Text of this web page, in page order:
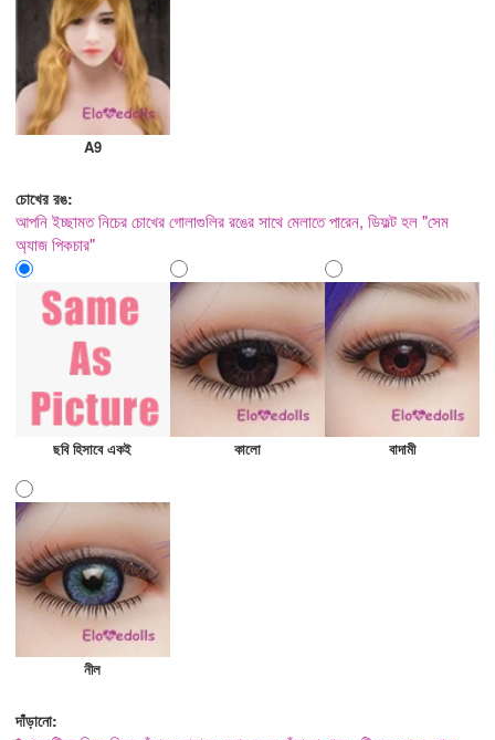
A9
চোখের রঙ:
আপনি ইচ্ছামত নিচের চোখের গোলাগুলির রঙের সাথে মেলাতে পারেন, ডিফল্ট হল "সেম
অ্যাজ পিকচার"
ছবি হিসাবে একই কালো বাদামী
নীল
দাঁড়ানো: